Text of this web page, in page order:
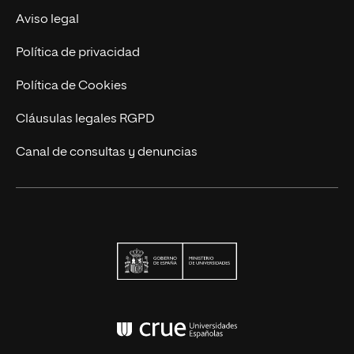
Actualidad
Contacto
Aviso legal
Política de privacidad
Política de Cookies
Cláusulas legales RGPD
Canal de consultas y denuncias
Conferencia de